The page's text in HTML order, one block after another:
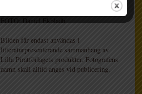
FOTO: Daniel Ekbladh
Bilden får endast användas i
litteraturpresenterande sammanhang av
Lilla Piratförlagets produkter. Fotografens
namn skall alltid anges vid publicering.